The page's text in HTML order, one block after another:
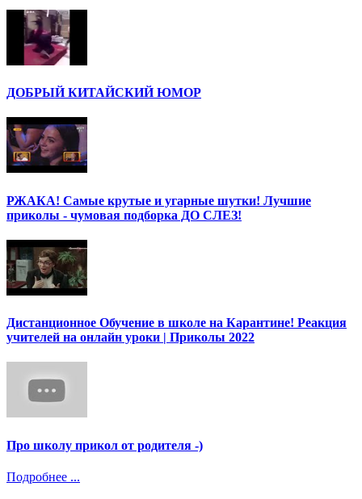
ДОБРЫЙ КИТАЙСКИЙ ЮМОР
РЖАКА! Самые крутые и угарные шутки! Лучшие
приколы - чумовая подборка ДО СЛЕЗ!
Дистанционное Обучение в школе на Карантине! Реакция
учителей на онлайн уроки | Приколы 2022
Про школу прикол от родителя -)
Подробнее ...